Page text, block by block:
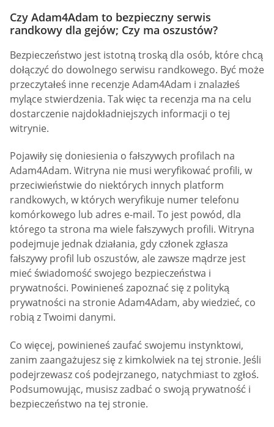
Czy Adam4Adam to bezpieczny serwis
randkowy dla gejów; Czy ma oszustów?
Bezpieczeństwo jest istotną troską dla osób, które chcą
dołączyć do dowolnego serwisu randkowego. Być może
przeczytałeś inne recenzje Adam4Adam i znalazłeś
mylące stwierdzenia. Tak więc ta recenzja ma na celu
dostarczenie najdokładniejszych informacji o tej
witrynie.
Pojawiły się doniesienia o fałszywych profilach na
Adam4Adam. Witryna nie musi weryfikować profili, w
przeciwieństwie do niektórych innych platform
randkowych, w których weryfikuje numer telefonu
komórkowego lub adres e-mail. To jest powód, dla
którego ta strona ma wiele fałszywych profili. Witryna
podejmuje jednak działania, gdy członek zgłasza
fałszywy profil lub oszustów, ale zawsze mądrze jest
mieć świadomość swojego bezpieczeństwa i
prywatności. Powinieneś zapoznać się z polityką
prywatności na stronie Adam4Adam, aby wiedzieć, co
robią z Twoimi danymi.
Co więcej, powinieneś zaufać swojemu instynktowi,
zanim zaangażujesz się z kimkolwiek na tej stronie. Jeśli
podejrzewasz coś podejrzanego, natychmiast to zgłoś.
Podsumowując, musisz zadbać o swoją prywatność i
bezpieczeństwo na tej stronie.